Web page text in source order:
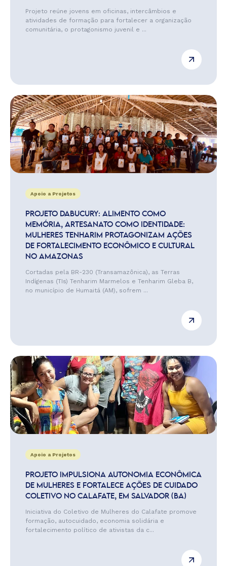
Projeto reúne jovens em oficinas, intercâmbios e
atividades de formação para fortalecer a organização
comunitária, o protagonismo juvenil e ...
Apoio a Projetos
PROJETO DABUCURY: ALIMENTO COMO
MEMÓRIA, ARTESANATO COMO IDENTIDADE:
MULHERES TENHARIM PROTAGONIZAM AÇÕES
DE FORTALECIMENTO ECONÔMICO E CULTURAL
NO AMAZONAS
Cortadas pela BR-230 (Transamazônica), as Terras
Indígenas (TIs) Tenharim Marmelos e Tenharim Gleba B,
no município de Humaitá (AM), sofrem ...
Apoio a Projetos
PROJETO IMPULSIONA AUTONOMIA ECONÔMICA
DE MULHERES E FORTALECE AÇÕES DE CUIDADO
COLETIVO NO CALAFATE, EM SALVADOR (BA)
Iniciativa do Coletivo de Mulheres do Calafate promove
formação, autocuidado, economia solidária e
fortalecimento político de ativistas da c...